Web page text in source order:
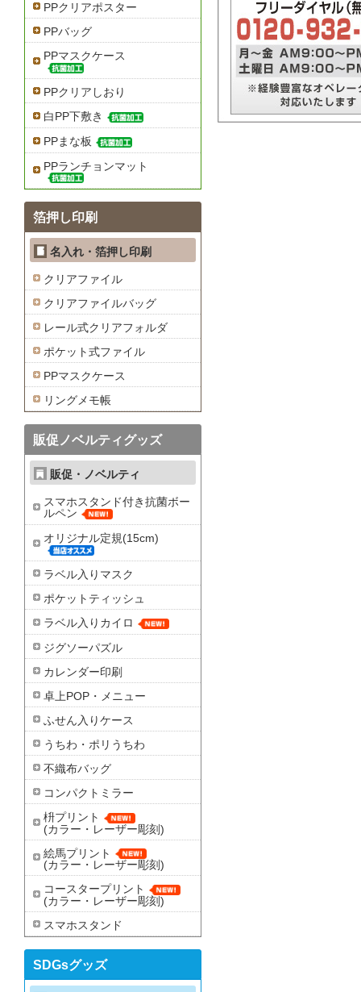
PPクリアポスター
PPバッグ
PPマスクケース
PPクリアしおり
白PP下敷き
PPまな板
PPランチョンマット
箔押し印刷
名入れ・箔押し印刷
クリアファイル
クリアファイルバッグ
レール式クリアフォルダ
ポケット式ファイル
PPマスクケース
リングメモ帳
販促ノベルティグッズ
販促・ノベルティ
スマホスタンド付き抗菌ボー
ルペン
オリジナル定規(15cm)
ラベル入りマスク
ポケットティッシュ
ラベル入りカイロ
ジグソーパズル
カレンダー印刷
卓上POP・メニュー
ふせん入りケース
うちわ・ポリうちわ
不織布バッグ
コンパクトミラー
枡プリント
(カラー・レーザー彫刻)
絵馬プリント
(カラー・レーザー彫刻)
コースタープリント
(カラー・レーザー彫刻)
スマホスタンド
SDGsグッズ